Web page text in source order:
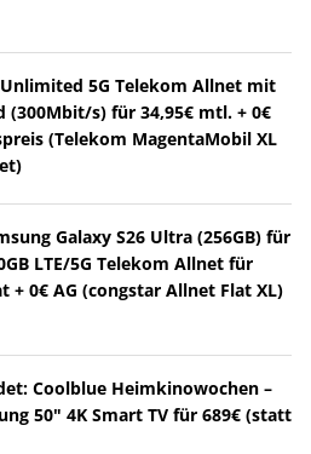
5G Telekom Allnet mit
(300Mbit/s) für 34,95€ mtl. + 0€
(Telekom MagentaMobil XL
Galaxy S26 Ultra (256GB) für
LTE/5G Telekom Allnet für
+ 0€ AG (congstar Allnet Flat XL)
Coolblue Heimkinowochen –
50" 4K Smart TV für 689€ (statt